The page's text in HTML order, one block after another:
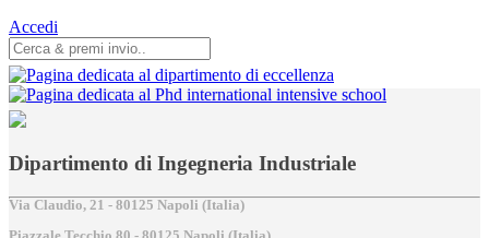
Accedi
Dipartimento di Ingegneria Industriale
Via Claudio, 21 - 80125 Napoli (Italia)